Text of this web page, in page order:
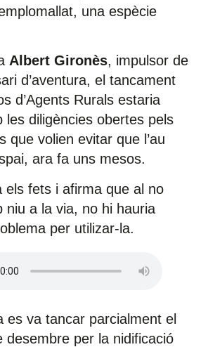
una espècie
Albert Gironès, impulsor de
d’aventura, el tancament
d’Agents Rurals estaria
les diligències obertes pels
que volien evitar que l’au
ara fa uns mesos.
els fets i afirma que al no
niu a la via, no hi hauria
per utilizar-la.
es va tancar parcialment el
desembre per la nidificació